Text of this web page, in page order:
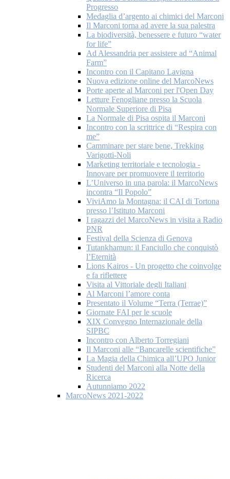
Progresso
Medaglia d’argento ai chimici del Marconi
Il Marconi torna ad avere la sua palestra
La biodiversità, benessere e futuro “water
for life”
Ad Alessandria per assistere ad “Animal
Farm”
Incontro con il Capitano Lavigna
Nuova edizione online del MarcoNews
Porte aperte al Marconi per l'Open Day
Letture Fenogliane presso la Scuola
Normale Superiore di Pisa
La Normale di Pisa ospita il Marconi
Incontro con la scrittrice di “Respira con
me”
Camminare per stare bene, Trekking
Varigotti-Noli
Marketing territoriale e tecnologia -
Innovare per promuovere il territorio
L’Universo in una parola: il MarcoNews
incontra “Il Popolo”
ViviAmo la Montagna: il CAI di Tortona
presso l’Istituto Marconi
I ragazzi del MarcoNews in visita a Radio
PNR
Festival della Scienza di Genova
Tutankhamun: il Fanciullo che conquistò
l’Eternità
Lions Kairos - Un progetto che coinvolge
e fa riflettere
Visita al Vittoriale degli Italiani
Al Marconi l’amore conta
Presentato il Volume “Terra (Terrae)”
Giornate FAI per le scuole
XIX Convegno Internazionale della
SIPBC
Incontro con Alberto Torregiani
Il Marconi alle “Bancarelle scientifiche”
La Magia della Chimica all’UPO Junior
Studenti del Marconi alla Notte della
Ricerca
Autunniamo 2022
MarcoNews 2021-2022